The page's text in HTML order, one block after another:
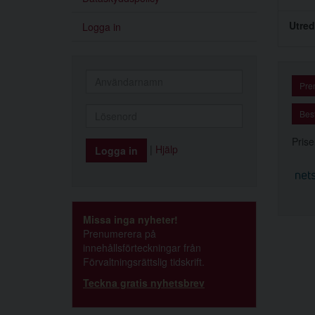
Logga in
Hjälp
Missa inga nyheter!
Prenumerera på
innehållsförteckningar från
Förvaltningsrättslig tidskrift.
Teckna gratis nyhetsbrev